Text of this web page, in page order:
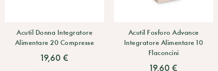
Acutil Donna Integratore
Alimentare 20 Compresse
19,60 €
Acutil Fosforo Advance
Integratore Alimentare 10
Flaconcini
19,60 €